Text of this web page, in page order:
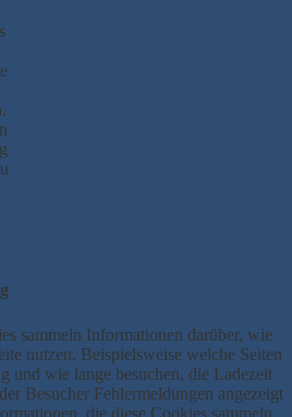
sammeln Informationen darüber, wie
nutzen. Beispielsweise welche Seiten
und wie lange besuchen, die Ladezeit
Besucher Fehlermeldungen angezeigt
die diese Cookies sammeln,